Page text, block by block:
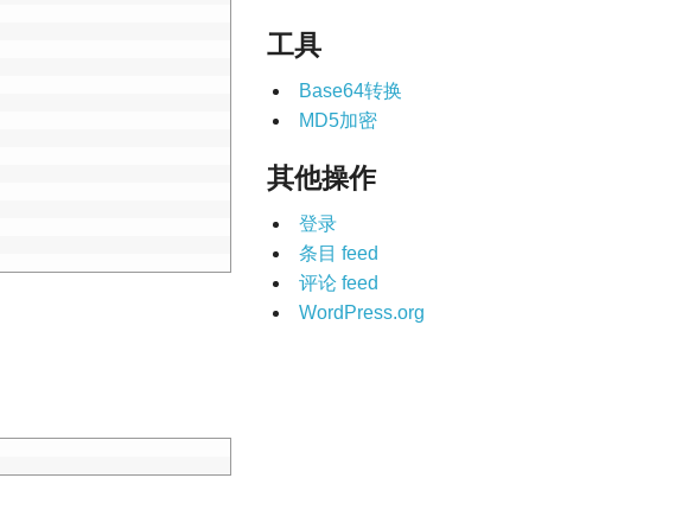
工具
Base64转换
MD5加密
其他操作
登录
条目 feed
评论 feed
WordPress.org